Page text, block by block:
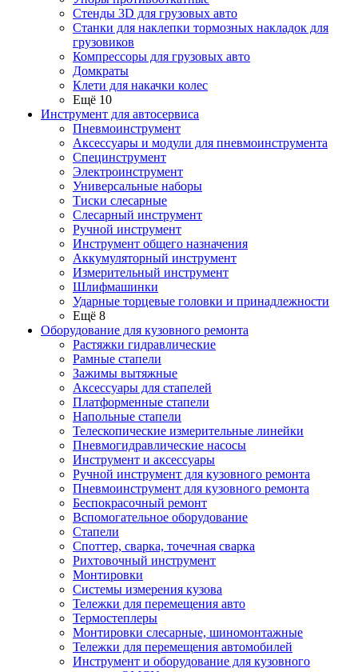
Стенды 3D для грузовых авто
Станки для наклепки тормозных накладок для
грузовиков
Компрессоры для грузовых авто
Домкраты
Клети для накачки колес
Ещё 10
Инструмент для автосервиса
Пневмоинструмент
Аксессуары и модули для пневмоинструмента
Специнструмент
Электроинструмент
Универсальные наборы
Тиски слесарные
Слесарный инструмент
Ручной инструмент
Инструмент общего назначения
Аккумуляторный инструмент
Измерительный инструмент
Шлифмашинки
Ударные торцевые головки и принадлежности
Ещё 8
Оборудование для кузовного ремонта
Растяжки гидравлические
Рамные стапели
Зажимы вытяжные
Аксессуары для стапелей
Платформенные стапели
Напольные стапели
Телескопические измерительные линейки
Пневмогидравлические насосы
Инструмент и аксессуары
Ручной инструмент для кузовного ремонта
Пневмоинструмент для кузовного ремонта
Беспокрасочный ремонт
Вспомогательное оборудование
Стапели
Споттер, сварка, точечная сварка
Рихтовочный инструмент
Монтировки
Системы измерения кузова
Тележки для перемещения авто
Термостеплеры
Монтировки слесарные, шиномонтажные
Тележки для перемещения автомобилей
Инструмент и оборудование для кузовного